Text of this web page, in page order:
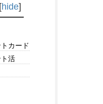
[hide]
カード
活